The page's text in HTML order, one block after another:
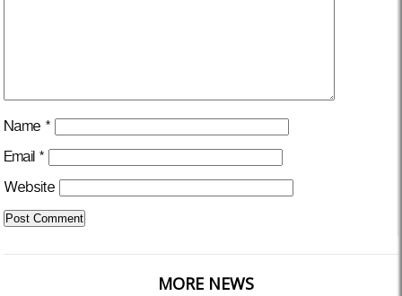
Name *
Email *
Website
MORE NEWS